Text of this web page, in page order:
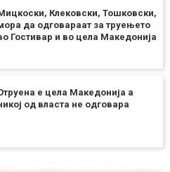
Клековски, Тошковски,
да одговараат за труењето
Гостивар и во цела Македонија
е цела Македонија а
од власта не одговара